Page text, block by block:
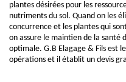
plantes désirées pour les
nutriments du sol. Quand on les
concurrence et les plantes qui
on assure le maintien de la santé
optimale. G.B Elagage & Fils est
opérations et il établit un devis